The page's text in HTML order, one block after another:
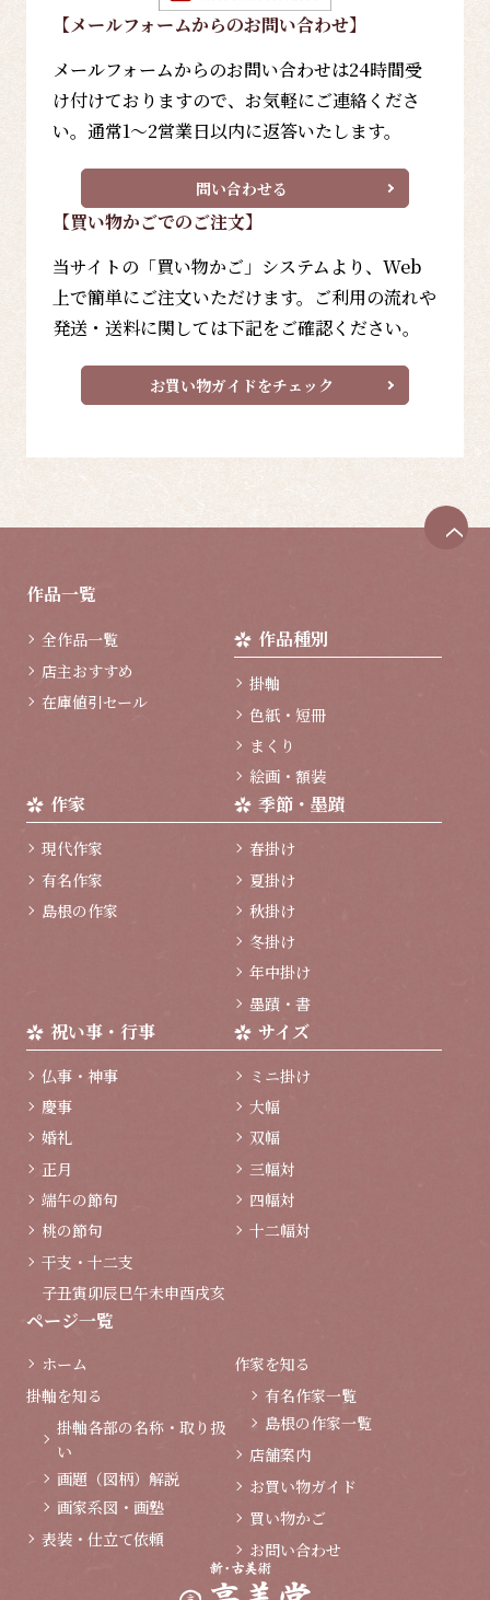
【メールフォームからのお問い合わせ】
メールフォームからのお問い合わせは24時間受
け付けておりますので、お気軽にご連絡くださ
い。通常1～2営業日以内に返答いたします。
問い合わせる
【買い物かごでのご注文】
当サイトの「買い物かご」システムより、Web
上で簡単にご注文いただけます。ご利用の流れや
発送・送料に関しては下記をご確認ください。
お買い物ガイドをチェック
作品一覧
全作品一覧
店主おすすめ
在庫値引セール
作品種別
掛軸
色紙・短冊
まくり
絵画・額装
作家
現代作家
有名作家
島根の作家
季節・墨蹟
春掛け
夏掛け
秋掛け
冬掛け
年中掛け
墨蹟・書
祝い事・行事
仏事・神事
慶事
婚礼
正月
端午の節句
桃の節句
干支・十二支
子丑寅卯辰巳午未申酉戌亥
サイズ
ミニ掛け
大幅
双幅
三幅対
四幅対
十二幅対
ページ一覧
ホーム
掛軸を知る
掛軸各部の名称・取り扱
い
画題（図柄）解説
画家系図・画塾
表装・仕立て依頼
作家を知る
有名作家一覧
島根の作家一覧
店舗案内
お買い物ガイド
買い物かご
お問い合わせ
ペ